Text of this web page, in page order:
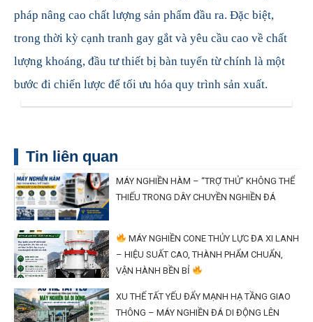
pháp nâng cao chất lượng sản phẩm đầu ra. Đặc biệt,
trong thời kỳ cạnh tranh gay gắt và yêu cầu cao về chất
lượng khoáng, đầu tư thiết bị bàn tuyển từ chính là một
bước đi chiến lược để tối ưu hóa quy trình sản xuất.
Tin liên quan
MÁY NGHIỀN HÀM – “TRỢ THỦ” KHÔNG THỂ
THIẾU TRONG DÂY CHUYỀN NGHIỀN ĐÁ
MÁY NGHIỀN CONE THỦY LỰC ĐA XI LANH
– HIỆU SUẤT CAO, THÀNH PHẨM CHUẨN,
VẬN HÀNH BỀN BỈ
XU THẾ TẤT YẾU ĐẨY MẠNH HẠ TẦNG GIAO
THÔNG – MÁY NGHIỀN ĐÁ DI ĐỘNG LÊN